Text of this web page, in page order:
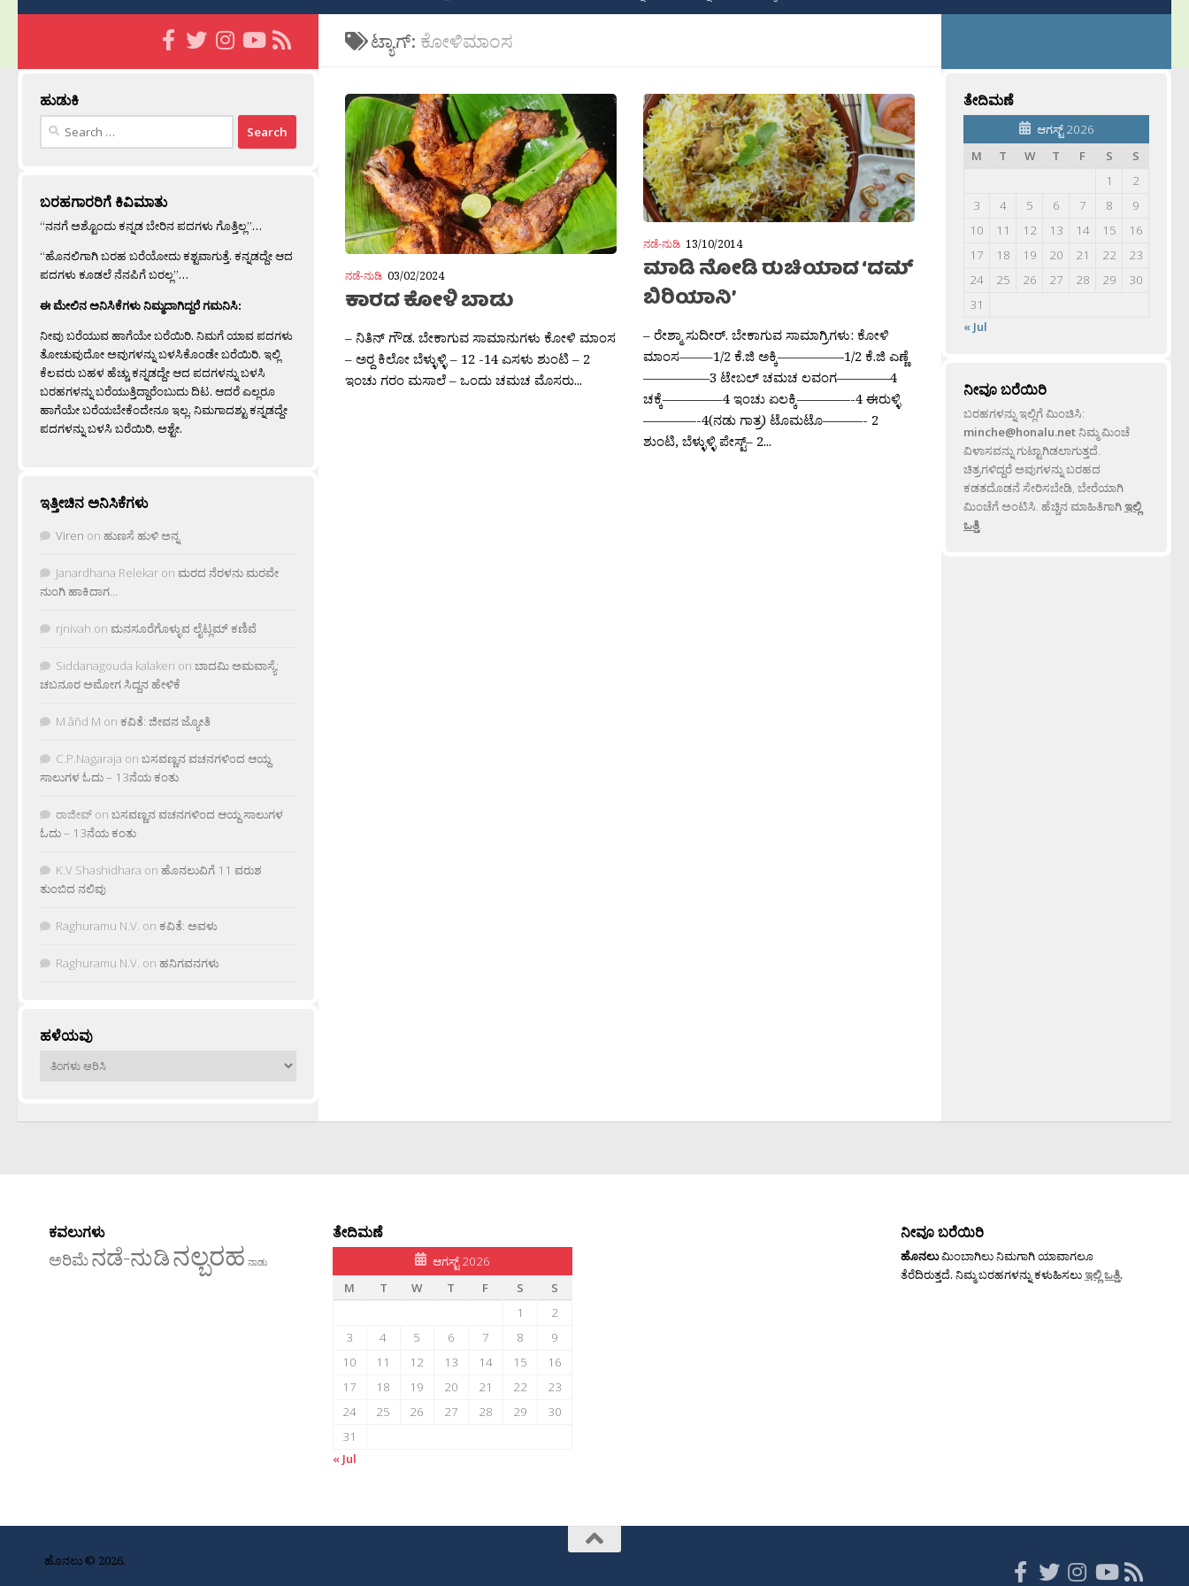
ಟ್ಯಾಗ್: ಕೋಳಿಮಾಂಸ
ನಡೆ-ನುಡಿ 03/02/2024
ಕಾರದ ಕೋಳಿ ಬಾಡು
– ನಿತಿನ್ ಗೌಡ. ಬೇಕಾಗುವ ಸಾಮಾನುಗಳು ಕೋಳಿ ಮಾಂಸ
– ಅರ್‍ದ ಕಿಲೋ ಬೆಳ್ಳುಳ್ಳಿ – 12 -14 ಎಸಳು ಶುಂಟಿ – 2
ಇಂಚು ಗರಂ ಮಸಾಲೆ – ಒಂದು ಚಮಚ ಮೊಸರು...
ನಡೆ-ನುಡಿ 13/10/2014
ಮಾಡಿ ನೋಡಿ ರುಚಿಯಾದ ‘ದಮ್
ಬಿರಿಯಾನಿ’
– ರೇಶ್ಮಾ ಸುದೀರ್. ಬೇಕಾಗುವ ಸಾಮಾಗ್ರಿಗಳು: ಕೋಳಿ
ಮಾಂಸ——–1/2 ಕೆ.ಜಿ ಅಕ್ಕಿ—————1/2 ಕೆ.ಜಿ ಎಣ್ಣೆ
—————3 ಟೇಬಲ್ ಚಮಚ ಲವಂಗ————4
ಚಕ್ಕೆ————–4 ಇಂಚು ಏಲಕ್ಕಿ————-4 ಈರುಳ್ಳಿ
————-4(ನಡು ಗಾತ್ರ) ಟೊಮಟೊ———- 2
ಶುಂಟಿ, ಬೆಳ್ಳುಳ್ಳಿ ಪೇಸ್ಟ್– 2...
ಹುಡುಕಿ
Search
ಬರಹಗಾರರಿಗೆ ಕಿವಿಮಾತು
“ನನಗೆ ಅಶ್ಟೊಂದು ಕನ್ನಡ ಬೇರಿನ ಪದಗಳು ಗೊತ್ತಿಲ್ಲ”…
“ಹೊನಲಿಗಾಗಿ ಬರಹ ಬರೆಯೋದು ಕಶ್ಟವಾಗುತ್ತೆ. ಕನ್ನಡದ್ದೇ ಆದ
ಪದಗಳು ಕೂಡಲೆ ನೆನಪಿಗೆ ಬರಲ್ಲ”…
ಈ ಮೇಲಿನ ಅನಿಸಿಕೆಗಳು ನಿಮ್ಮದಾಗಿದ್ದರೆ ಗಮನಿಸಿ:
ನೀವು ಬರೆಯುವ ಹಾಗೆಯೇ ಬರೆಯಿರಿ. ನಿಮಗೆ ಯಾವ ಪದಗಳು
ತೋಚುವುದೋ ಅವುಗಳನ್ನು ಬಳಸಿಕೊಂಡೇ ಬರೆಯಿರಿ. ಇಲ್ಲಿ
ಕೆಲವರು ಬಹಳ ಹೆಚ್ಚು ಕನ್ನಡದ್ದೇ ಆದ ಪದಗಳನ್ನು ಬಳಸಿ
ಬರಹಗಳನ್ನು ಬರೆಯುತ್ತಿದ್ದಾರೆಂಬುದು ದಿಟ. ಆದರೆ ಎಲ್ಲರೂ
ಹಾಗೆಯೇ ಬರೆಯಬೇಕೆಂದೇನೂ ಇಲ್ಲ. ನಿಮಗಾದಶ್ಟು ಕನ್ನಡದ್ದೇ
ಪದಗಳನ್ನು ಬಳಸಿ ಬರೆಯಿರಿ, ಅಶ್ಟೇ.
ಇತ್ತೀಚಿನ ಅನಿಸಿಕೆಗಳು
Viren on ಹುಣಸೆ ಹುಳಿ ಅನ್ನ
Janardhana Relekar on ಮರದ ನೆರಳನು ಮರವೇ
ನುಂಗಿ ಹಾಕಿದಾಗ…
rjnivah on ಮನಸೂರೆಗೊಳ್ಳುವ ಲೈಟ್ಲಮ್ ಕಣಿವೆ
Siddanagouda kalakeri on ಬಾದಮಿ ಅಮವಾಸ್ಯೆ:
ಚಬನೂರ ಅಮೋಗ ಸಿದ್ದನ ಹೇಳಿಕೆ
M âñd M on ಕವಿತೆ: ಜೀವನ ಜ್ಯೋತಿ
C.P.Nagaraja on ಬಸವಣ್ಣನ ವಚನಗಳಿಂದ ಆಯ್ದ
ಸಾಲುಗಳ ಓದು – 13ನೆಯ ಕಂತು
ರಾಜೀವ್ on ಬಸವಣ್ಣನ ವಚನಗಳಿಂದ ಆಯ್ದ ಸಾಲುಗಳ
ಓದು – 13ನೆಯ ಕಂತು
K.V Shashidhara on ಹೊನಲುವಿಗೆ 11 ವರುಶ
ತುಂಬಿದ ನಲಿವು
Raghuramu N.V. on ಕವಿತೆ: ಅವಳು
Raghuramu N.V. on ಹನಿಗವನಗಳು
ಹಳೆಯವು
ಹಳೆಯವು
ತೇದಿಮಣೆ
ಆಗಸ್ಟ್ 2026
M
T W T F S
S
1
2
3
4 5 6 7 8
9
10
11 12 13 14 15
16
17
18 19 20 21 22
23
24
25 26 27 28 29
30
31
« Jul
ನೀವೂ ಬರೆಯಿರಿ
ಬರಹಗಳನ್ನು ಇಲ್ಲಿಗೆ ಮಿಂಚಿಸಿ:
minche@honalu.netನಿಮ್ಮ ಮಿಂಚೆ
ವಿಳಾಸವನ್ನು ಗುಟ್ಟಾಗಿಡಲಾಗುತ್ತದೆ.
ಚಿತ್ರಗಳಿದ್ದರೆ ಅವುಗಳನ್ನು ಬರಹದ
ಕಡತದೊಡನೆ ಸೇರಿಸಬೇಡಿ, ಬೇರೆಯಾಗಿ
ಮಿಂಚೆಗೆ ಅಂಟಿಸಿ. ಹೆಚ್ಚಿನ ಮಾಹಿತಿಗಾಗಿಇಲ್ಲಿ
ಒತ್ತಿ.
ಕವಲುಗಳು
ಅರಿಮೆನಡೆ-ನುಡಿನಲ್ಬರಹ ನಾಡು
ತೇದಿಮಣೆ
ಆಗಸ್ಟ್ 2026
M
T W T F S
S
1
2
3
4 5 6 7 8
9
10
11 12 13 14 15
16
17
18 19 20 21 22
23
24
25 26 27 28 29
30
31
« Jul
ನೀವೂ ಬರೆಯಿರಿ
ಹೊನಲುಮಿಂಬಾಗಿಲು ನಿಮಗಾಗಿ ಯಾವಾಗಲೂ
ತೆರೆದಿರುತ್ತದೆ. ನಿಮ್ಮ ಬರಹಗಳನ್ನು ಕಳುಹಿಸಲುಇಲ್ಲಿ ಒತ್ತಿ.
ಹೊನಲು © 2026.